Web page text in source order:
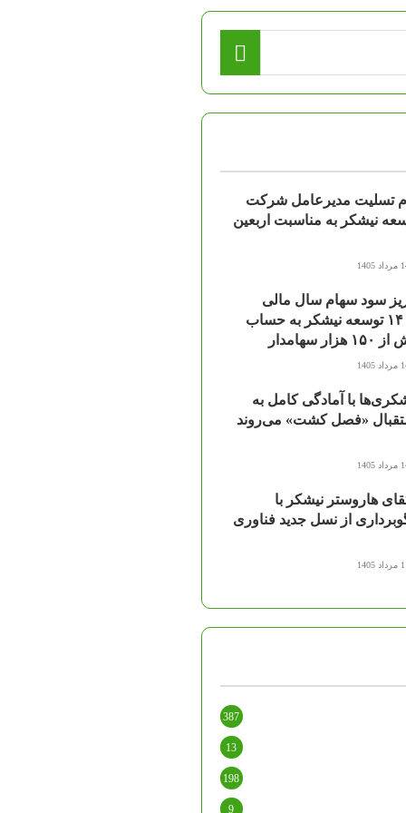
تسلیت مدیرعامل شرکت
نیشکر به مناسبت اربعین
1405
سود سهام سال مالی
۱۴۰۴ توسعه نیشکر به حساب
هزار سهامدار
1405
با آمادگی کامل به
«فصل کشت» می‌روند
1405
هاروستر نیشکر با
از نسل جدید فناوری
1405
387
13
198
9